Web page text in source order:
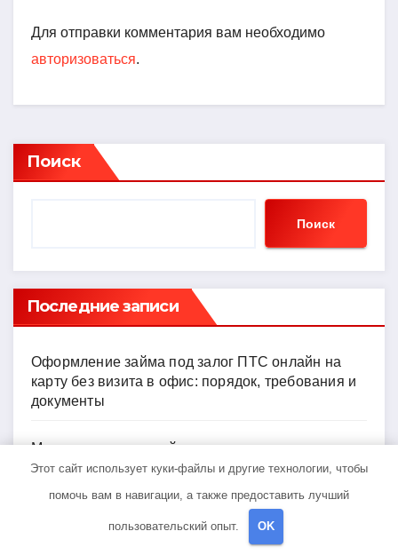
Для отправки комментария вам необходимо
авторизоваться.
Поиск
Поиск
Последние записи
Оформление займа под залог ПТС онлайн на
карту без визита в офис: порядок, требования и
документы
Музыка ветра: устройство и принципы звучания
колокольчиков
Обзор онлайн-займов: условия выдачи,
процентные ставки и требования к заемщикам
Этот сайт использует куки-файлы и другие технологии, чтобы
помочь вам в навигации, а также предоставить лучший
пользовательский опыт. OK